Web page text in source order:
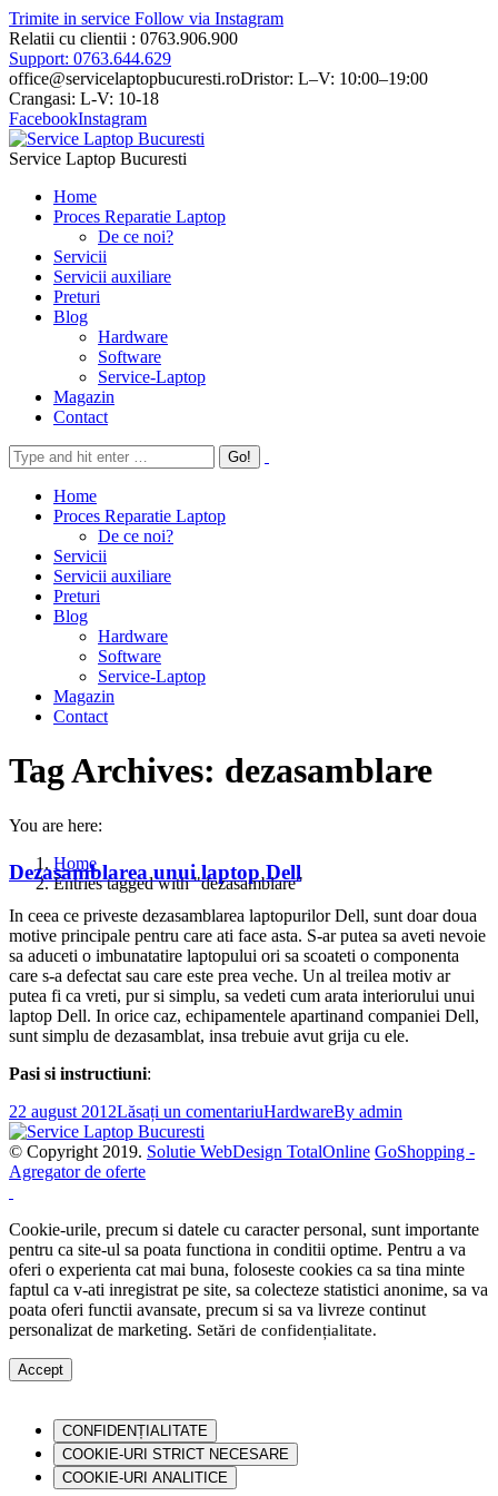
Trimite in service Follow via Instagram
Relatii cu clientii : 0763.906.900
Support: 0763.644.629
office@servicelaptopbucuresti.roDristor: L–V: 10:00–19:00
Crangasi: L-V: 10-18
FacebookInstagram
Service Laptop Bucuresti
Home
Proces Reparatie Laptop
De ce noi?
Servicii
Servicii auxiliare
Preturi
Blog
Hardware
Software
Service-Laptop
Magazin
Contact
Home
Proces Reparatie Laptop
De ce noi?
Servicii
Servicii auxiliare
Preturi
Blog
Hardware
Software
Service-Laptop
Magazin
Contact
Tag Archives: dezasamblare
You are here:
Home
Entries tagged with "dezasamblare"
Dezasamblarea unui laptop Dell
In ceea ce priveste dezasamblarea laptopurilor Dell, sunt doar doua
motive principale pentru care ati face asta. S-ar putea sa aveti nevoie
sa aduceti o imbunatatire laptopului ori sa scoateti o componenta
care s-a defectat sau care este prea veche. Un al treilea motiv ar
putea fi ca vreti, pur si simplu, sa vedeti cum arata interiorului unui
laptop Dell. In orice caz, echipamentele apartinand companiei Dell,
sunt simplu de dezasamblat, insa trebuie avut grija cu ele.
Pasi si instructiuni:
22 august 2012Lăsați un comentariuHardwareBy admin
© Copyright 2019. Solutie WebDesign TotalOnline GoShopping -
Agregator de oferte
Cookie-urile, precum si datele cu caracter personal, sunt importante
pentru ca site-ul sa poata functiona in conditii optime. Pentru a va
oferi o experienta cat mai buna, foloseste cookies ca sa tina minte
faptul ca v-ati inregistrat pe site, sa colecteze statistici anonime, sa va
poata oferi functii avansate, precum si sa va livreze continut
personalizat de marketing. Setări de confidențialitate.
Accept
CONFIDENȚIALITATE
COOKIE-URI STRICT NECESARE
COOKIE-URI ANALITICE